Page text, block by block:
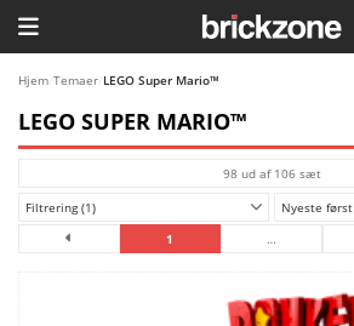
HJEM
TEMAER
LEGO FAVORITTER
Hjem Temaer LEGO Super Mario™
LEGO SUPER MARIO™
1 …
98 ud af 106 sæt
Filtrering (1)
Nyeste først